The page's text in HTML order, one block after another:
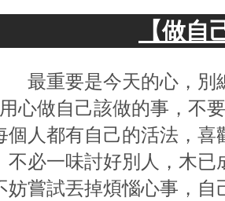
【做自
最重要是今天的心，別
用心做自己該做的事，不
個人都有自己的活法，
不必一味討好別人，木已
妨嘗試丟掉煩惱心事，